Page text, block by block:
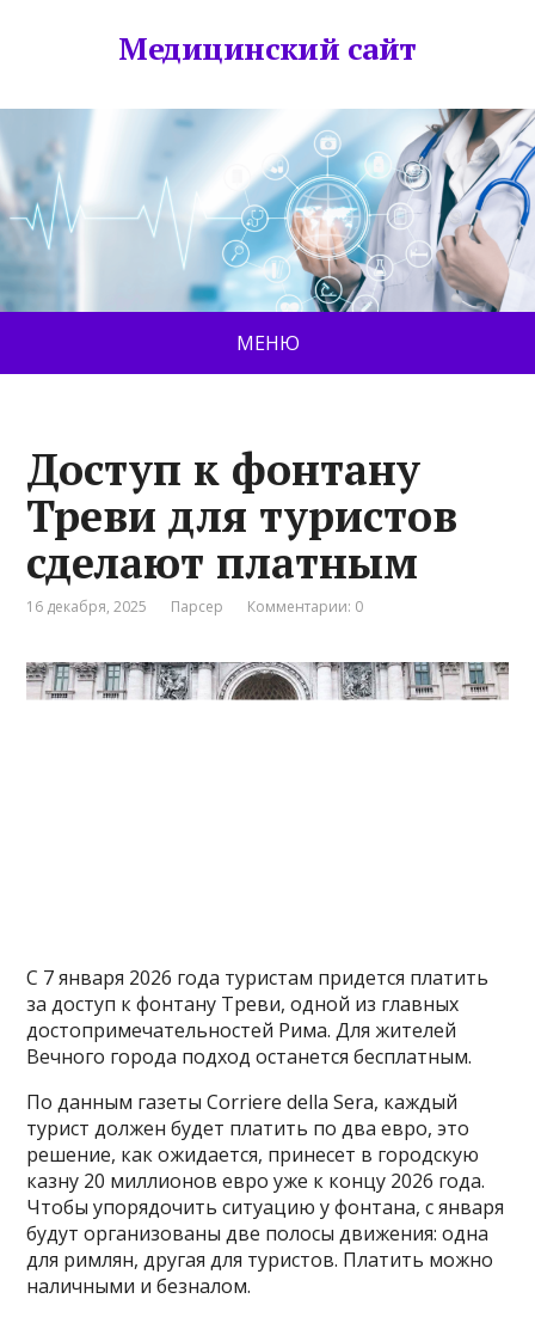
Медицинский сайт
МЕНЮ
Доступ к фонтану
Треви для туристов
сделают платным
16 декабря, 2025 Парсер Комментарии: 0
С 7 января 2026 года туристам придется платить
за доступ к фонтану Треви, одной из главных
достопримечательностей Рима. Для жителей
Вечного города подход останется бесплатным.
По данным газеты Corriere della Sera, каждый
турист должен будет платить по два евро, это
решение, как ожидается, принесет в городскую
казну 20 миллионов евро уже к концу 2026 года.
Чтобы упорядочить ситуацию у фонтана, с января
будут организованы две полосы движения: одна
для римлян, другая для туристов. Платить можно
наличными и безналом.